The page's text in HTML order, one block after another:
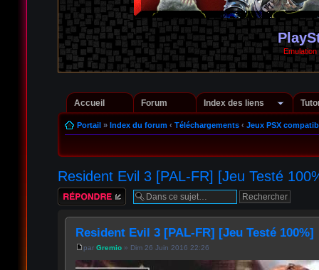
Accueil Forum Index des liens
Portail» Index du forum ‹ Téléchargements ‹ Jeux PSX
Resident Evil 3 [PAL-FR] [Jeu Testé
Répondre
Resident Evil 3 [PAL-FR] [Jeu Testé 100%]
par Gremio» Dim 26 Juin 2016 22:26